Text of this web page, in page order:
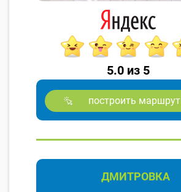
5.0 из 5
построить маршрут
ДМИТРОВКА